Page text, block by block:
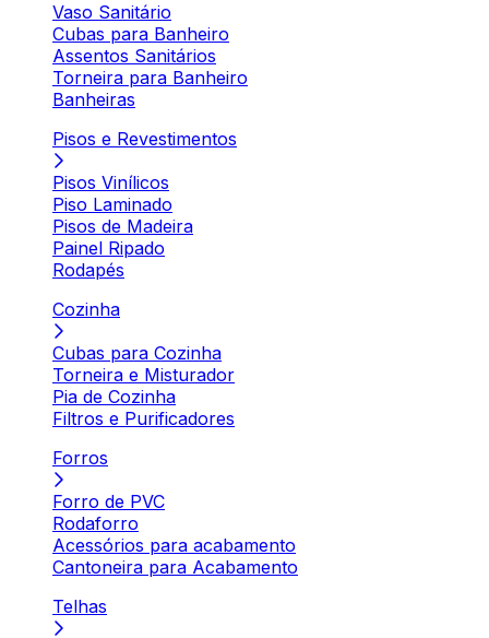
Vaso Sanitário
Cubas para Banheiro
Assentos Sanitários
Torneira para Banheiro
Banheiras
Pisos e Revestimentos
Pisos Vinílicos
Piso Laminado
Pisos de Madeira
Painel Ripado
Rodapés
Cozinha
Cubas para Cozinha
Torneira e Misturador
Pia de Cozinha
Filtros e Purificadores
Forros
Forro de PVC
Rodaforro
Acessórios para acabamento
Cantoneira para Acabamento
Telhas